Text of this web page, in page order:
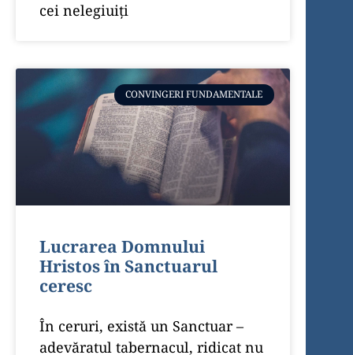
cei nelegiuiţi
CONVINGERI FUNDAMENTALE
Lucrarea Domnului
Hristos în Sanctuarul
ceresc
În ceruri, există un Sanctuar –
adevăratul tabernacul, ridicat nu